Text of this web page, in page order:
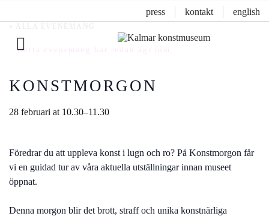
press kontakt english
« ALLA EVENEMANG
Detta evenemang har redan ägt rum.
KONSTMORGON
28 februari at 10.30–11.30
Föredrar du att uppleva konst i lugn och ro? På Konstmorgon får
vi en guidad tur av våra aktuella utställningar innan museet
öppnat.
Denna morgon blir det brott, straff och unika konstnärliga